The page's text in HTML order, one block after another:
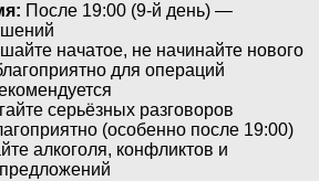
После 19:00 (9-й день) —
начатое, не начинайте нового
для операций
серьёзных разговоров
(особенно после 19:00)
алкоголя, конфликтов и